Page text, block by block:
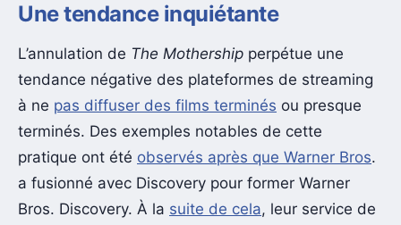
Une tendance inquiétante
L’annulation de The Mothership perpétue une
tendance négative des plateformes de streaming
à ne pas diffuser des films terminés ou presque
terminés. Des exemples notables de cette
pratique ont été observés après que Warner Bros.
a fusionné avec Discovery pour former Warner
Bros. Discovery. À la suite de cela, leur service de